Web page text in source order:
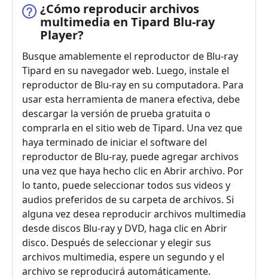
¿Cómo reproducir archivos
multimedia en Tipard Blu-ray
Player?
Busque amablemente el reproductor de Blu-ray
Tipard en su navegador web. Luego, instale el
reproductor de Blu-ray en su computadora. Para
usar esta herramienta de manera efectiva, debe
descargar la versión de prueba gratuita o
comprarla en el sitio web de Tipard. Una vez que
haya terminado de iniciar el software del
reproductor de Blu-ray, puede agregar archivos
una vez que haya hecho clic en Abrir archivo. Por
lo tanto, puede seleccionar todos sus videos y
audios preferidos de su carpeta de archivos. Si
alguna vez desea reproducir archivos multimedia
desde discos Blu-ray y DVD, haga clic en Abrir
disco. Después de seleccionar y elegir sus
archivos multimedia, espere un segundo y el
archivo se reproducirá automáticamente.